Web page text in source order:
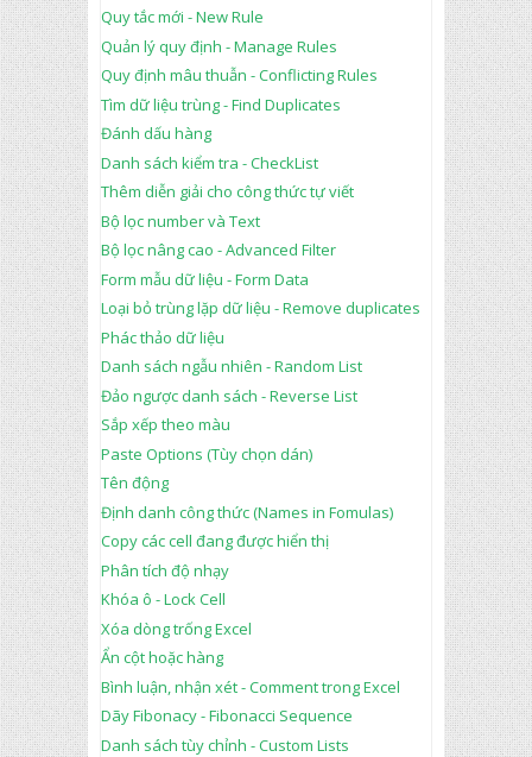
Quy tắc mới - New Rule
Quản lý quy định - Manage Rules
Quy định mâu thuẫn - Conflicting Rules
Tìm dữ liệu trùng - Find Duplicates
Đánh dấu hàng
Danh sách kiểm tra - CheckList
Thêm diễn giải cho công thức tự viết
Bộ lọc number và Text
Bộ lọc nâng cao - Advanced Filter
Form mẫu dữ liệu - Form Data
Loại bỏ trùng lặp dữ liệu - Remove duplicates
Phác thảo dữ liệu
Danh sách ngẫu nhiên - Random List
Đảo ngược danh sách - Reverse List
Sắp xếp theo màu
Paste Options (Tùy chọn dán)
Tên động
Định danh công thức (Names in Fomulas)
Copy các cell đang được hiển thị
Phân tích độ nhạy
Khóa ô - Lock Cell
Xóa dòng trống Excel
Ẩn cột hoặc hàng
Bình luận, nhận xét - Comment trong Excel
Dãy Fibonacy - Fibonacci Sequence
Danh sách tùy chỉnh - Custom Lists